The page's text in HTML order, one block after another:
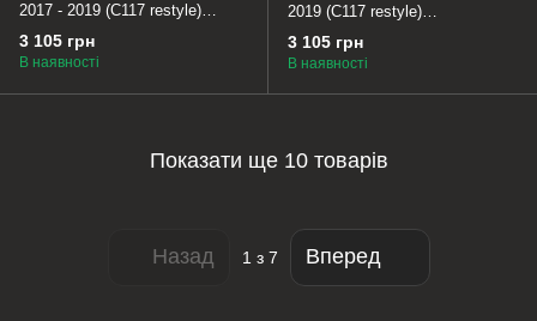
2017 - 2019 (C117 restyle)
A1176730283
3 105 грн
В наявності
2019 (C117 restyle)
A1176730283
3 105 грн
В наявності
Показати ще 10 товарів
Назад 1 з 7 Вперед